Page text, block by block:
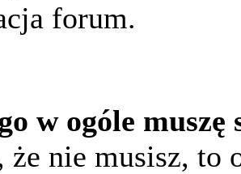
forum.
w ogóle
nie musisz, to